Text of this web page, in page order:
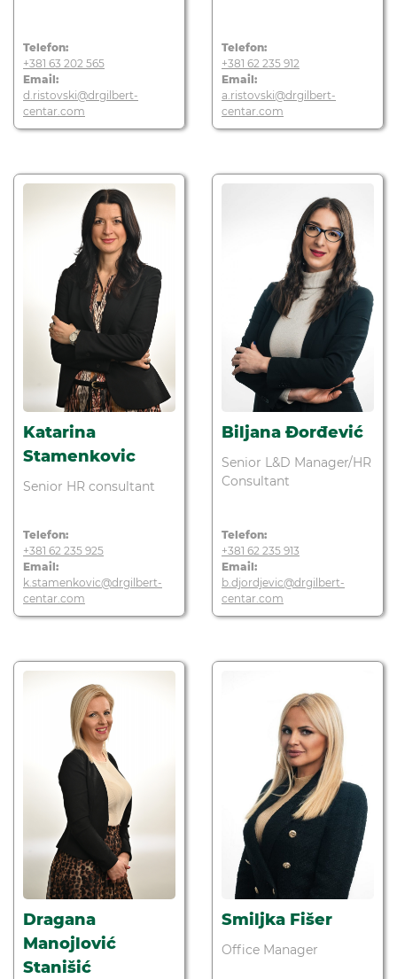
Telefon:
+381 63 202 565
Email:
d.ristovski@drgilbert-
centar.com
Telefon:
+381 62 235 912
Email:
a.ristovski@drgilbert-
centar.com
Katarina
Stamenkovic
Senior HR consultant
Telefon:
+381 62 235 925
Email:
k.stamenkovic@drgilbert-
centar.com
Biljana Đorđević
Senior L&D Manager/HR
Consultant
Telefon:
+381 62 235 913
Email:
b.djordjevic@drgilbert-
centar.com
Dragana
Manojlović
Stanišić
Smiljka Fišer
Office Manager